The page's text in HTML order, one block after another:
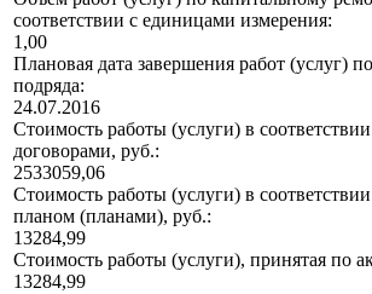
соответствии с единицами измерения:
1,00
Плановая дата завершения работ (услуг)
подряда:
24.07.2016
Стоимость работы (услуги) в
договорами, руб.:
2533059,06
Стоимость работы (услуги) в
планом (планами), руб.:
13284,99
Стоимость работы (услуги), принятая по
13284,99